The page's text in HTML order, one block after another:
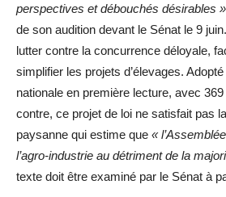
perspectives et débouchés désirables »
de son audition devant le Sénat le 9
lutter contre la concurrence déloyale,
simplifier les projets d’élevages.
nationale en première lecture, avec
contre, ce projet de loi ne satisfait pas
paysanne qui estime que «
l’agro-industrie au détriment de la
texte doit être examiné par le Sénat à